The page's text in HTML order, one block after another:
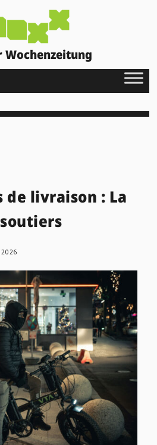
Wochenzeitung
de livraison : La